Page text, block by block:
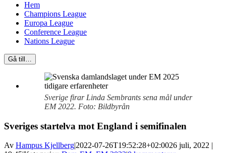
Hem
Champions League
Europa League
Conference League
Nations League
Gå till…
Sverige firar Linda Sembrants sena mål under
EM 2022. Foto: Bildbyrån
Sveriges startelva mot England i semifinalen
Av Hampus Kjellberg|2022-07-26T19:52:28+02:0026 juli, 2022 |